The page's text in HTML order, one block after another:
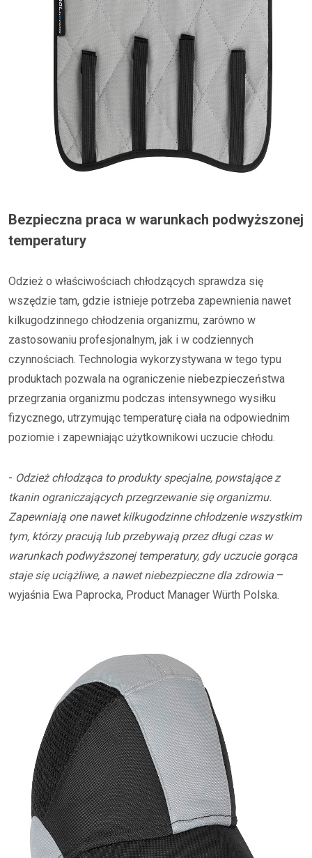
Bezpieczna praca w warunkach podwyższonej
temperatury
Odzież o właściwościach chłodzących sprawdza się
wszędzie tam, gdzie istnieje potrzeba zapewnienia nawet
kilkugodzinnego chłodzenia organizmu, zarówno w
zastosowaniu profesjonalnym, jak i w codziennych
czynnościach. Technologia wykorzystywana w tego typu
produktach pozwala na ograniczenie niebezpieczeństwa
przegrzania organizmu podczas intensywnego wysiłku
fizycznego, utrzymując temperaturę ciała na odpowiednim
poziomie i zapewniając użytkownikowi uczucie chłodu.
- Odzież chłodząca to produkty specjalne, powstające z
tkanin ograniczających przegrzewanie się organizmu.
Zapewniają one nawet kilkugodzinne chłodzenie wszystkim
tym, którzy pracują lub przebywają przez długi czas w
warunkach podwyższonej temperatury, gdy uczucie gorąca
staje się uciążliwe, a nawet niebezpieczne dla zdrowia –
wyjaśnia Ewa Paprocka, Product Manager Würth Polska.